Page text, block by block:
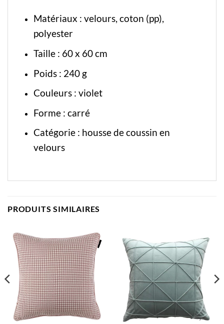
Matériaux : velours, coton (pp),
polyester
Taille : 60 x 60 cm
Poids : 240 g
Couleurs : violet
Forme : carré
Catégorie : housse de coussin en
velours
PRODUITS SIMILAIRES